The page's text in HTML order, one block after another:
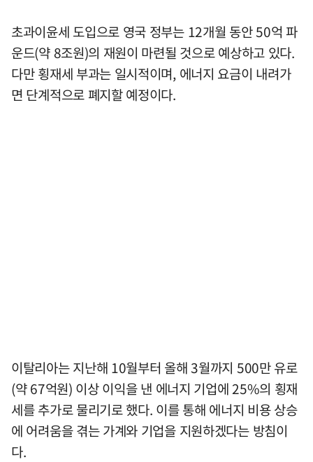
초과이윤세 도입으로 영국 정부는 12개월 동안 50억 파
운드(약 8조원)의 재원이 마련될 것으로 예상하고 있다.
다만 횡재세 부과는 일시적이며, 에너지 요금이 내려가
면 단계적으로 폐지할 예정이다.
이탈리아는 지난해 10월부터 올해 3월까지 500만 유로
(약 67억원) 이상 이익을 낸 에너지 기업에 25%의 횡재
세를 추가로 물리기로 했다. 이를 통해 에너지 비용 상승
에 어려움을 겪는 가계와 기업을 지원하겠다는 방침이
다.